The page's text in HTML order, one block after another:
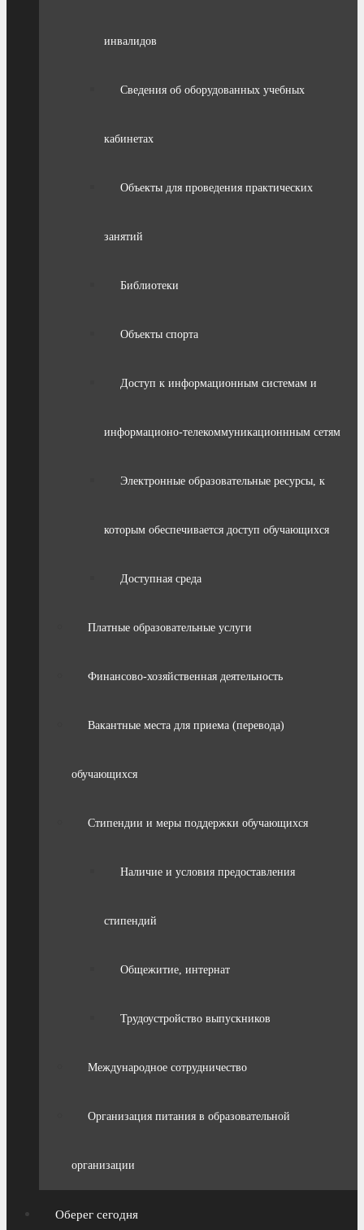
инвалидов
Сведения об оборудованных учебных
кабинетах
Объекты для проведения практических
занятий
Библиотеки
Объекты спорта
Доступ к информационным системам и
информационо-телекоммуникационнным сетям
Электронные образовательные ресурсы, к
которым обеспечивается доступ обучающихся
Доступная среда
Платные образовательные услуги
Финансово-хозяйственная деятельность
Вакантные места для приема (перевода)
обучающихся
Стипендии и меры поддержки обучающихся
Наличие и условия предоставления
стипендий
Общежитие, интернат
Трудоустройство выпускников
Международное сотрудничество
Организация питания в образовательной
организации
Оберег сегодня